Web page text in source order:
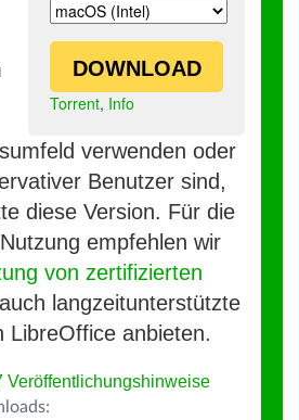
DOWNLOAD
Torrent, Info
verwenden oder
Benutzer sind,
diese Version. Für die
empfehlen wir
von zertifizierten
langzeitunterstützte
LibreOffice anbieten.
Veröffentlichungshinweise